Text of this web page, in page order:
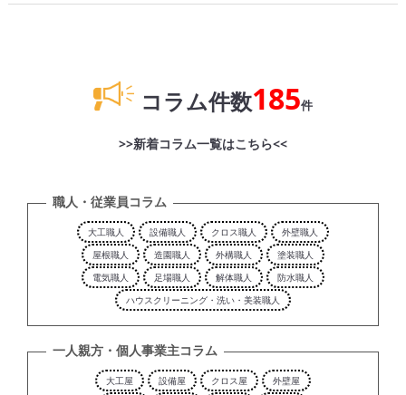
コラム件数185件
>>新着コラム一覧はこちら<<
職人・従業員コラム
大工職人 設備職人 クロス職人
外壁職人
屋根職人
造園職人 外構職人
塗装職人
電気職人
足場職人 解体職人
防水職人
ハウスクリーニング・洗い・美装職人
一人親方・個人事業主コラム
大工屋 設備屋 クロス屋
外壁屋